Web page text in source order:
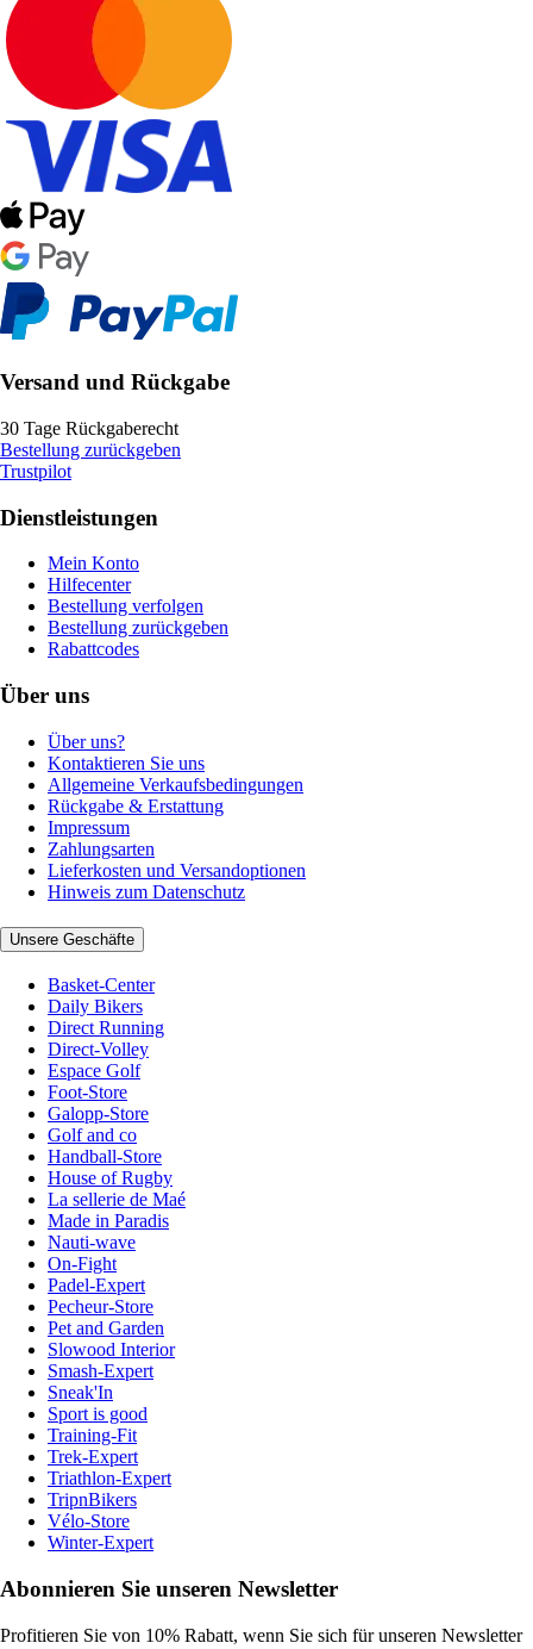
Versand und Rückgabe
30 Tage Rückgaberecht
Bestellung zurückgeben
Trustpilot
Dienstleistungen
Mein Konto
Hilfecenter
Bestellung verfolgen
Bestellung zurückgeben
Rabattcodes
Über uns
Über uns?
Kontaktieren Sie uns
Allgemeine Verkaufsbedingungen
Rückgabe & Erstattung
Impressum
Zahlungsarten
Lieferkosten und Versandoptionen
Hinweis zum Datenschutz
Unsere Geschäfte
Basket-Center
Daily Bikers
Direct Running
Direct-Volley
Espace Golf
Foot-Store
Galopp-Store
Golf and co
Handball-Store
House of Rugby
La sellerie de Maé
Made in Paradis
Nauti-wave
On-Fight
Padel-Expert
Pecheur-Store
Pet and Garden
Slowood Interior
Smash-Expert
Sneak'In
Sport is good
Training-Fit
Trek-Expert
Triathlon-Expert
TripnBikers
Vélo-Store
Winter-Expert
Abonnieren Sie unseren Newsletter
Profitieren Sie von 10% Rabatt, wenn Sie sich für unseren Newsletter